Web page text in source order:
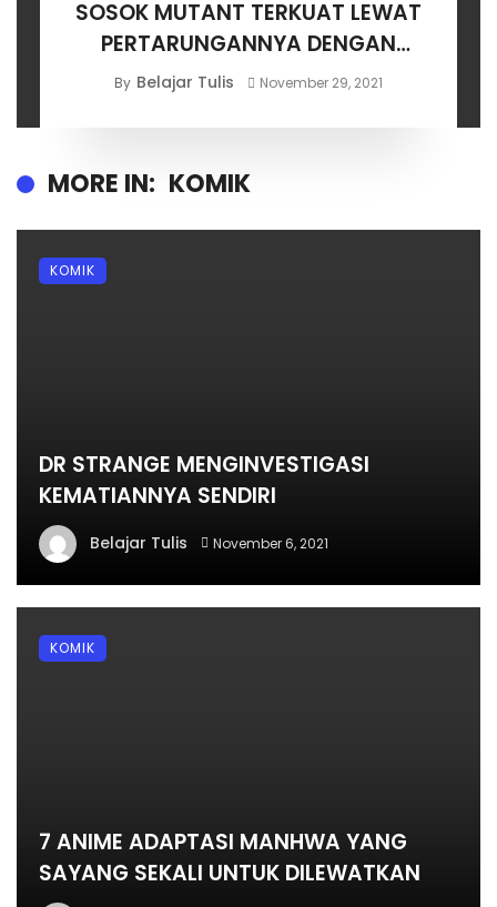
SOSOK MUTANT TERKUAT LEWAT
PERTARUNGANNYA DENGAN
NAGA TERKUAT DI JAGAD MARVEL
By Belajar Tulis November 29, 2021
MORE IN: KOMIK
DR STRANGE MENGINVESTIGASI
KEMATIANNYA SENDIRI
Belajar Tulis November 6, 2021
KOMIK
7 ANIME ADAPTASI MANHWA YANG
SAYANG SEKALI UNTUK DILEWATKAN
KOMIK